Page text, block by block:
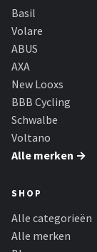
Basil
Volare
ABUS
AXA
New Looxs
BBB Cycling
Schwalbe
Voltano
Alle merken →
SHOP
Alle categorieën
Alle merken